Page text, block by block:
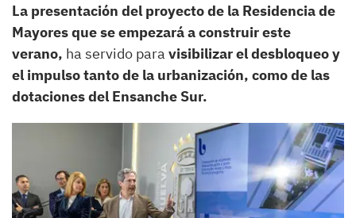
La presentación del proyecto de la Residencia de
Mayores que se empezará a construir este
verano, ha servido para visibilizar el desbloqueo y
el impulso tanto de la urbanización, como de las
dotaciones del Ensanche Sur.